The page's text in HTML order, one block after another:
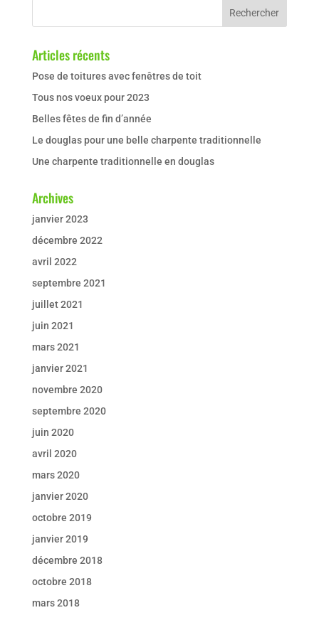
Articles récents
Pose de toitures avec fenêtres de toit
Tous nos voeux pour 2023
Belles fêtes de fin d’année
Le douglas pour une belle charpente traditionnelle
Une charpente traditionnelle en douglas
Archives
janvier 2023
décembre 2022
avril 2022
septembre 2021
juillet 2021
juin 2021
mars 2021
janvier 2021
novembre 2020
septembre 2020
juin 2020
avril 2020
mars 2020
janvier 2020
octobre 2019
janvier 2019
décembre 2018
octobre 2018
mars 2018